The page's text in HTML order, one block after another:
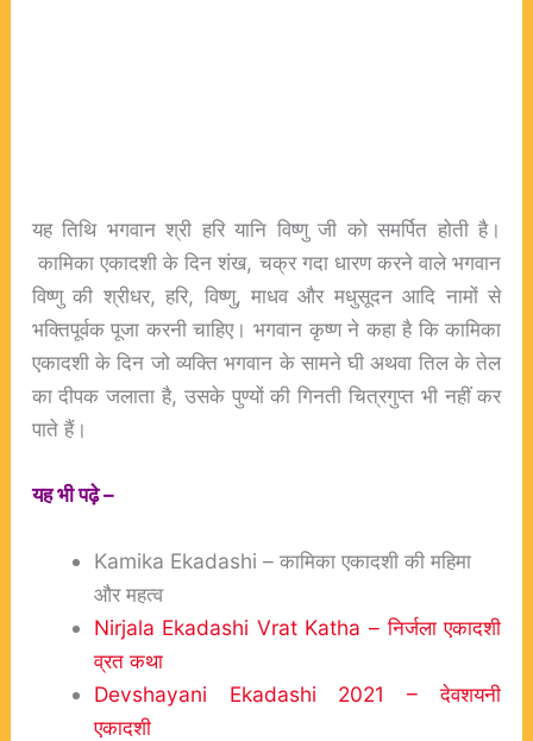
यह तिथि भगवान श्री हरि यानि विष्णु जी को समर्पित होती है।
कामिका एकादशी के दिन शंख, चक्र गदा धारण करने वाले भगवान
विष्णु की श्रीधर, हरि, विष्णु, माधव और मधुसूदन आदि नामों से
भक्तिपूर्वक पूजा करनी चाहिए। भगवान कृष्ण ने कहा है कि कामिका
एकादशी के दिन जो व्यक्ति भगवान के सामने घी अथवा तिल के तेल
का दीपक जलाता है, उसके पुण्यों की गिनती चित्रगुप्त भी नहीं कर
पाते हैं।
यह भी पढ़े –
Kamika Ekadashi – कामिका एकादशी की महिमा
और महत्व
Nirjala Ekadashi Vrat Katha – निर्जला एकादशी
व्रत कथा
Devshayani Ekadashi 2021 – देवशयनी
एकादशी